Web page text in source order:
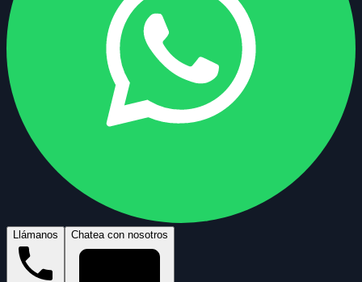
Llámanos Chatea con nosotros